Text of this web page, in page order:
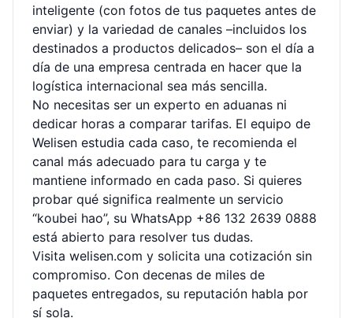
inteligente (con fotos de tus paquetes antes de
enviar) y la variedad de canales –incluidos los
destinados a productos delicados– son el día a
día de una empresa centrada en hacer que la
logística internacional sea más sencilla.
No necesitas ser un experto en aduanas ni
dedicar horas a comparar tarifas. El equipo de
Welisen estudia cada caso, te recomienda el
canal más adecuado para tu carga y te
mantiene informado en cada paso. Si quieres
probar qué significa realmente un servicio
“koubei hao”, su WhatsApp +86 132 2639 0888
está abierto para resolver tus dudas.
Visita welisen.com y solicita una cotización sin
compromiso. Con decenas de miles de
paquetes entregados, su reputación habla por
sí sola.